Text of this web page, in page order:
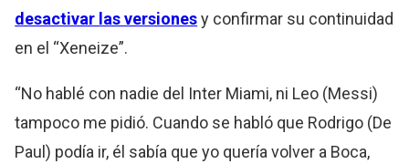
desactivar las versionesy confirmar su continuidad
en el “Xeneize”.
“No hablé con nadie del Inter Miami, ni Leo (Messi)
tampoco me pidió. Cuando se habló que Rodrigo (De
Paul) podía ir, él sabía que yo quería volver a Boca,